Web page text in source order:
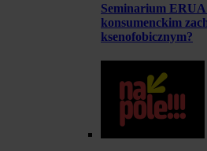
Seminarium ERUA
konsumenckim
ksenofobicznym?